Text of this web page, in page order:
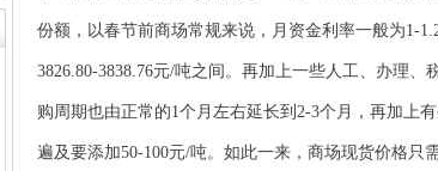
份额，以春节前商场常规来说，月资金利率一般为1-
3826.80-3838.76元/吨之间。再加上一些人工、办理
购周期也由正常的1个月左右延长到2-3个月，再加上
遍及要添加50-100元/吨。如此一来，商场现货价格